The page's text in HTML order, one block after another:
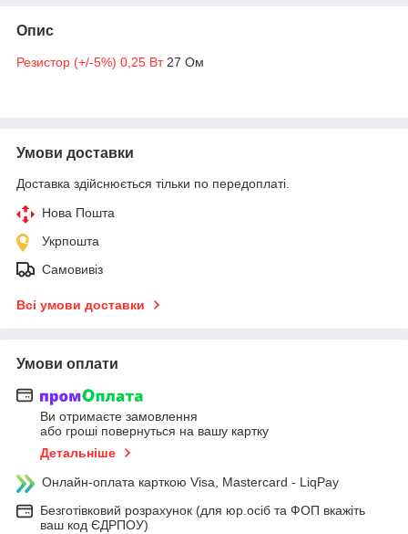
Опис
Резистор (+/-5%) 0,25 Вт27 Ом
Умови доставки
Доставка здійснюється тільки по передоплаті.
Нова Пошта
Укрпошта
Самовивіз
Всі умови доставки
Умови оплати
Ви отримаєте замовлення
або гроші повернуться на вашу картку
Детальніше
Онлайн-оплата карткою Visa, Mastercard - LiqPay
Безготівковий розрахунок (для юр.осіб та ФОП вкажіть
ваш код ЄДРПОУ)